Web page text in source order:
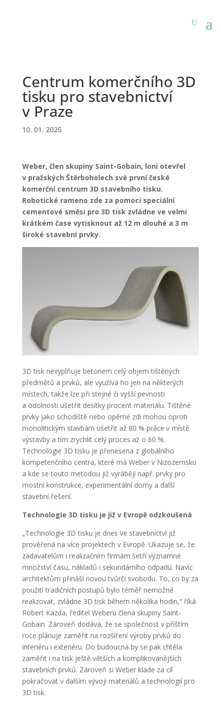
Centrum komerčního 3D
tisku pro stavebnictví
v Praze
10. 01. 2025
Weber, člen skupiny Saint-Gobain, loni otevřel
v pražských Štěrboholech své první české
komerční centrum 3D stavebního tisku.
Robotické rameno zde za pomoci speciální
cementové směsi pro 3D tisk zvládne ve velmi
krátkém čase vytisknout až 12 m dlouhé a 3 m
široké stavební prvky.
3D tisk nevyplňuje betonem celý objem tištěných
předmětů a prvků, ale využívá ho jen na některých
místech, takže lze při stejné či vyšší pevnosti
a odolnosti ušetřit desítky procent materiálu. Tištěné
prvky jako schodiště nebo opěrné zdi mohou oproti
monolitickým stavbám ušetřit až 80 % práce v místě
výstavby a tím zrychlit celý proces až o 60 %.
Technologie 3D tisku je přenesena z globálního
kompetenčního centra, které má Weber v Nizozemsku
a kde se touto metodou již vyrábějí např. prvky pro
mostní konstrukce, experimentální domy a další
stavební řešení.
Technologie 3D tisku je již v Evropě odzkoušená
„Technologie 3D tisku je dnes ve stavebnictví již
prověřená na více projektech v Evropě. Ukazuje se, že
zadavatelům i realizačním firmám šetří významné
množství času, nákladů i sekundárního odpadu. Navíc
architektům přináší novou tvůrčí svobodu. To, co by za
použití tradičních postupů bylo téměř nemožné
realizovat, zvládne 3D tisk během několika hodin,“ říká
Robert Kazda, ředitel Weberu člena skupiny Saint-
Gobain. Zároveň dodává, že se společnost v příštím
roce plánuje zaměřit na rozšíření výroby prvků do
interiéru i exteriéru. Do budoucna by se pak chtěla
zaměřit i na tisk ještě větších a komplikovanějších
stavebních prvků. Zároveň si Weber klade za cíl
pokračovat v dalším vývoji materiálů a technologií pro
3D tisk.